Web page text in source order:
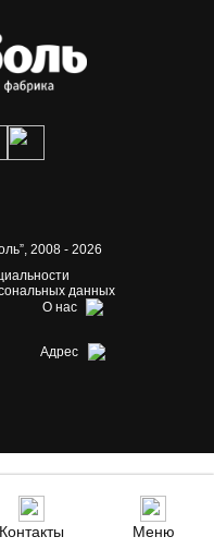
2008 - 2026
данных
О нас
Адрес
Контакты Меню